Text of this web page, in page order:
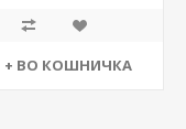
+ ВО КОШНИЧКА